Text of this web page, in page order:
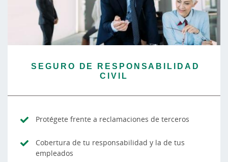
SEGURO DE RESPONSABILIDAD
CIVIL
Protégete frente a reclamaciones de terceros
Cobertura de tu responsabilidad y la de tus
empleados